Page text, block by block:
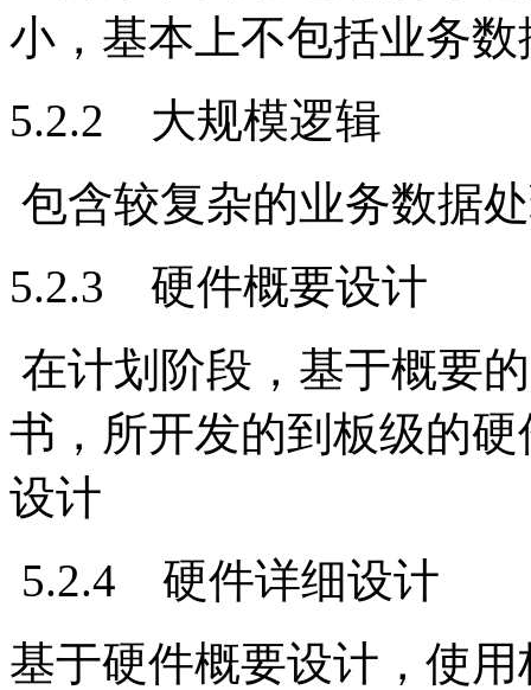
小，基本上不包括业务
5.2.2 大规模逻辑
包含较复杂的业务数据
5.2.3 硬件概要设计
在计划阶段，基于概要
书，所开发的到板级的
设计
5.2.4 硬件详细设计
基于硬件概要设计，使